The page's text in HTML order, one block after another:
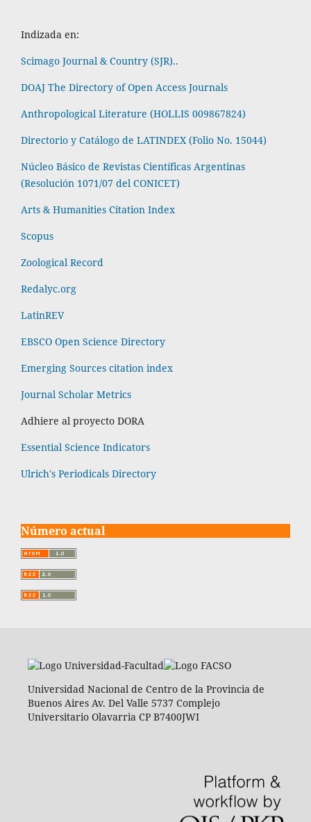
Indizada en:
Scimago Journal & Country (SJR)..
DOAJ The Directory of Open Access Journals
Anthropological Literature (HOLLIS 009867824)
Directorio y Catálogo de LATINDEX (Folio No. 15044)
Núcleo Básico de Revistas Científicas Argentinas
(Resolución 1071/07 del CONICET)
Arts & Humanities Citation Index
Scopus
Zoological Record
Redalyc.org
LatinREV
EBSCO Open Science Directory
Emerging Sources citation index
Journal Scholar Metrics
Adhiere al proyecto DORA
Essential Science Indicators
Ulrich's Periodicals Directory
Número actual
Universidad Nacional de Centro de la Provincia de
Buenos Aires Av. Del Valle 5737 Complejo
Universitario Olavarria CP B7400JWI